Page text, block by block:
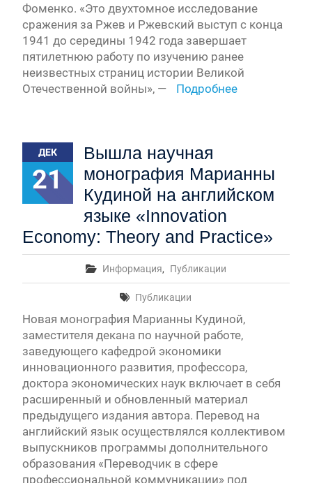
Фоменко. «Это двухтомное исследование
сражения за Ржев и Ржевский выступ с конца
1941 до середины 1942 года завершает
пятилетнюю работу по изучению ранее
неизвестных страниц истории Великой
Отечественной войны», —
Подробнее
ДЕК
21
Вышла научная
монография Марианны
Кудиной на английском
языке «Innovation
Economy: Theory and Practice»
Информация, Публикации
Публикации
Новая монография Марианны Кудиной,
заместителя декана по научной работе,
заведующего кафедрой экономики
инновационного развития, профессора,
доктора экономических наук включает в себя
расширенный и обновленный материал
предыдущего издания автора. Перевод на
английский язык осуществлялся коллективом
выпускников программы дополнительного
образования «Переводчик в сфере
профессиональной коммуникации» под